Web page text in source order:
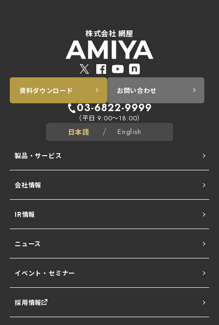
株式会社 網屋
資料ダウンロード お問い合わせ
03-6822-9999
（平日 9:00～18:00）
日本語 English
製品・サービス
ALogシリーズ
Network All Cloud
Ubiquiti UniFi
NATURE SERIES
セキュサポ
会社情報
IR情報
ニュース
イベント・セミナー
採用情報